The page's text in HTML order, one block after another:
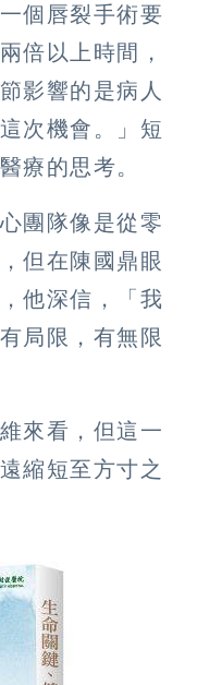
個唇裂手術要
倍以上時間，
影響的是病人
次機會。」短
療的思考。
團隊像是從零
但在陳國鼎眼
他深信，「我
局限，有無限
來看，但這一
縮短至方寸之